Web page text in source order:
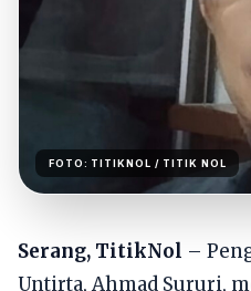
FOTO: TITIKNOL / TITIK NOL
Serang, TitikNol –
Untirta, Ahmad Sururi,